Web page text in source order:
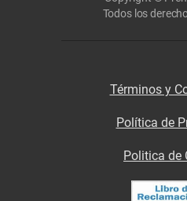
Todos los
Términos y
Política de
Politica de